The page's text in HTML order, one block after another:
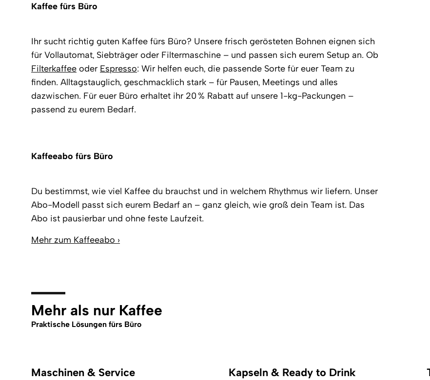
Kaffee fürs Büro
Ihr sucht richtig guten Kaffee fürs Büro? Unsere frisch gerösteten Bohnen eignen sich
für Vollautomat, Siebträger oder Filtermaschine – und passen sich eurem Setup an. Ob
Filterkaffee oder Espresso: Wir helfen euch, die passende Sorte für euer Team zu
finden. Alltagstauglich, geschmacklich stark – für Pausen, Meetings und alles
dazwischen. Für euer Büro erhaltet ihr 20 % Rabatt auf unsere 1-kg-Packungen –
passend zu eurem Bedarf.
Kaffeeabo fürs Büro
Du bestimmst, wie viel Kaffee du brauchst und in welchem Rhythmus wir liefern. Unser
Abo-Modell passt sich eurem Bedarf an – ganz gleich, wie groß dein Team ist. Das
Abo ist pausierbar und ohne feste Laufzeit.
Mehr zum Kaffeeabo ›
Mehr als nur Kaffee
Praktische Lösungen fürs Büro
Maschinen & Service Kapseln & Ready to Drink